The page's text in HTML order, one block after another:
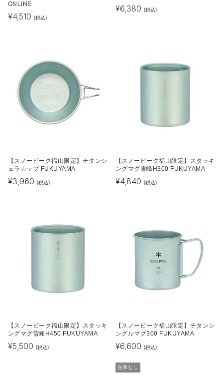
ONLINE
¥4,510 (税込)
¥6,380 (税込)
【スノーピーク福山限定】チタンシ
ェラカップ FUKUYAMA
¥3,960 (税込)
【スノーピーク福山限定】スタッキ
ングマグ雪峰H300 FUKUYAMA
¥4,840 (税込)
【スノーピーク福山限定】スタッキ
ングマグ雪峰H450 FUKUYAMA
¥5,500 (税込)
【スノーピーク福山限定】チタンシ
ングルマグ300 FUKUYAMA
¥6,600 (税込)
在庫なし